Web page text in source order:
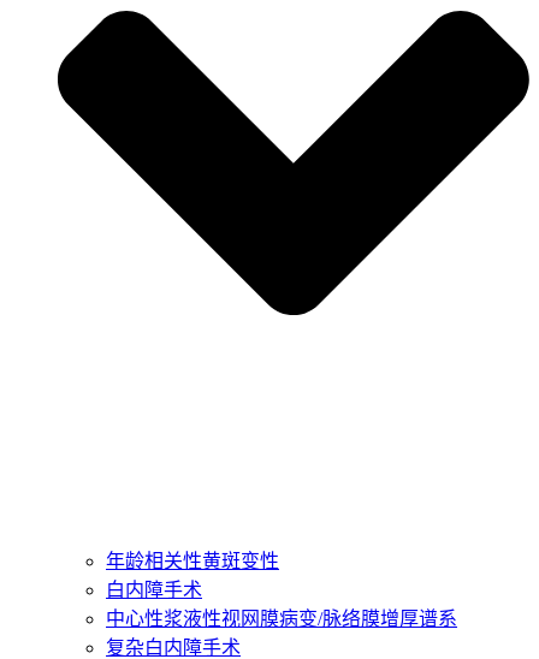
年龄相关性黄斑变性
白内障手术
中心性浆液性视网膜病变/脉络膜增厚谱系
复杂白内障手术